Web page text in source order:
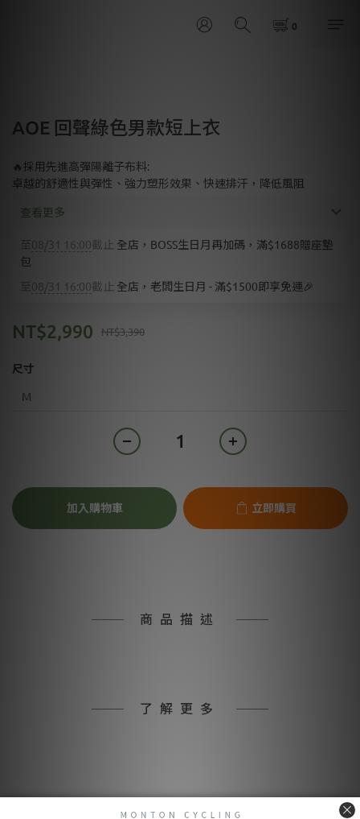
AOE 回聲綠色男款短上衣
🔥採用先進高彈陽離子布料:
卓越的舒適性與彈性、強力塑形效果、快速排汗，降低風阻
08/31 16:00截止 全店，BOSS生日月再加碼，滿$1688贈座墊
包
08/31 16:00截止 全店，老闆生日月 - 滿$1500即享免運🎉
查看更多
NT$3,390
NT$2,990
尺寸
加入購物車 立即購買
商品描述
了解更多